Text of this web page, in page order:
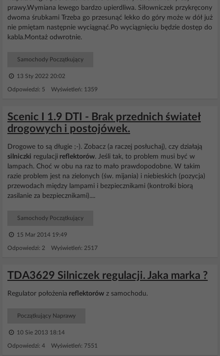
prawy.Wymiana lewego bardzo upierdliwa. Siłowniczek przykręcony
dwoma śrubkami Trzeba go przesunąć lekko do góry może w dół już
nie pmiętam następnie wyciągnąć.Po wyciągnięciu będzie dostęp do
kabla.Montaż odwrotnie.
Samochody Początkujący
13 Sty 2022 20:02
Odpowiedzi: 5 Wyświetleń: 1359
Scenic I 1.9 DTI - Brak przednich świateł
drogowych i postojówek.
Drogowe to są długie ;-). Zobacz (a raczej posłuchaj), czy działają
silniczki regulacji reflektorów. Jeśli tak, to problem musi być w
lampach. Choć w obu na raz to mało prawdopodobne. W takim
razie problem jest na zielonych (św. mijania) i niebieskich (pozycja)
przewodach między lampami i bezpiecznikami (kontrolki biorą
zasilanie za bezpiecznikami)....
Samochody Początkujący
15 Mar 2014 19:49
Odpowiedzi: 2 Wyświetleń: 2517
TDA3629 Silniczek regulacji. Jaka marka ?
Regulator położenia reflektorów z samochodu.
Początkujący Naprawy
10 Sie 2013 18:14
Odpowiedzi: 4 Wyświetleń: 7551